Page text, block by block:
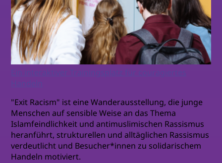
Ein interaktiver Trainingsplatz für couragiertes
Handeln
"Exit Racism" ist eine Wanderausstellung, die junge
Menschen auf sensible Weise an das Thema
Islamfeindlichkeit und antimuslimischen Rassismus
heranführt, strukturellen und alltäglichen Rassismus
verdeutlicht und Besucher*innen zu solidarischem
Handeln motiviert.